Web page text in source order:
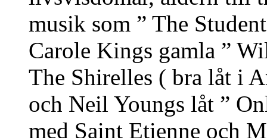
musik som ” The
Carole Kings gamla ”
The Shirelles ( bra låt i
och Neil Youngs låt ”
med Saint Etienne och